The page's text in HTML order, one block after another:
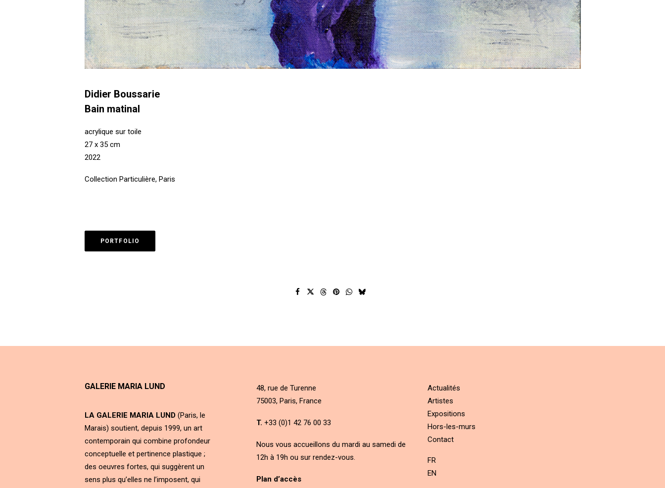
Didier Boussarie
Bain matinal
acrylique sur toile
27 x 35 cm
2022
Collection Particulière, Paris
PORTFOLIO
GALERIE MARIA LUND
LA GALERIE MARIA LUND (Paris, le
Marais) soutient, depuis 1999, un art
contemporain qui combine profondeur
conceptuelle et pertinence plastique ;
des oeuvres fortes, qui suggèrent un
sens plus qu’elles ne l’imposent, qui
48, rue de Turenne
75003, Paris, France
T. +33 (0)1 42 76 00 33
Nous vous accueillons du mardi au samedi de
12h à 19h ou sur rendez-vous.
Plan d’accès
Actualités
Artistes
Expositions
Hors-les-murs
Contact
FR
EN